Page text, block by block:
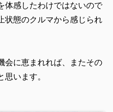
体感したわけではないので
状態のクルマから感じられ
会に恵まれれば、またその
います。